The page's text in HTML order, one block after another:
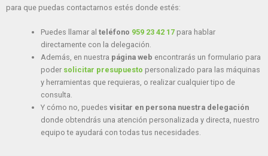
para que puedas contactarnos estés donde estés:
Puedes llamar alteléfono 959 23 42 17 para hablar
directamente con la delegación.
Además, en nuestra página web encontrarás un formulario para
poder solicitar presupuesto personalizado para las máquinas
y herramientas que requieras, o realizar cualquier tipo de
consulta.
Y cómo no, puedesvisitar en persona nuestra delegación
donde obtendrás una atención personalizada y directa, nuestro
equipo te ayudará con todas tus necesidades.